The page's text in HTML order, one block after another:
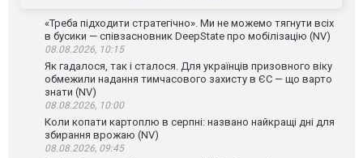
«Треба підходити стратегічно». Ми не можемо тягнути всіх
в бусики — співзасновник DeepState про мобілізацію (NV)
08.08.2026, 10:15
Як гадалося, так і сталося. Для українців призовного віку
обмежили надання тимчасового захисту в ЄС — що варто
знати (NV)
08.08.2026, 10:00
Коли копати картоплю в серпні: названо найкращі дні для
збирання врожаю (NV)
08.08.2026, 09:45